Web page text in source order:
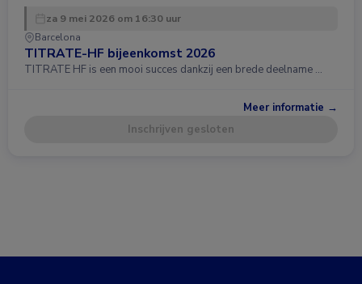
za 9 mei 2026 om 16:30 uur
Barcelona
TITRATE-HF bijeenkomst 2026
TITRATE HF is een mooi succes dankzij een brede deelname …
Meer informatie →
Inschrijven gesloten